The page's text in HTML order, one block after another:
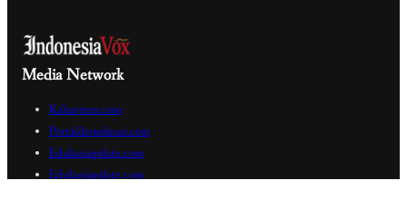
Media Network
Kabartren.com
Portaldemokrasi.com
Edukasiupdate.com
Edukasiupdate.com